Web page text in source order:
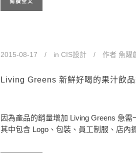
閱讀全文
2015-08-17 in CIS設計 作者 魚躍
Living Greens 新鮮好喝的果汁飲
因為產品的銷量增加 Living Greens 急需
其中包含 Logo、包裝、員工制服、店內